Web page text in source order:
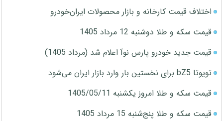
اختلاف قیمت کارخانه و بازار محصولات ایران‌خودرو
قیمت سکه و طلا دوشنبه 12 مرداد 1405
قیمت جدید خودرو پارس نوآ اعلام شد (مرداد 1405)
تویوتا bZ5 برای نخستین بار وارد بازار ایران می‌شود
قیمت سکه و طلا امروز یکشنبه 1405/05/11
قیمت سکه و طلا پنج‌شنبه 15 مرداد 1405